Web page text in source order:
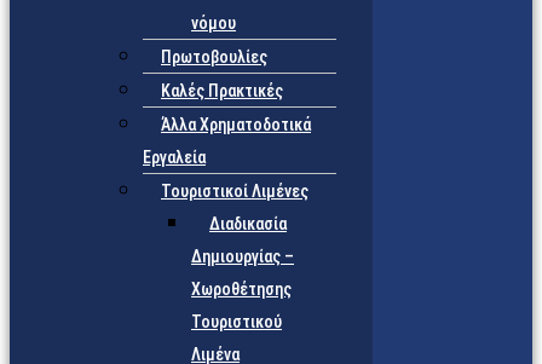
νόμου
Πρωτοβουλίες
Καλές Πρακτικές
Άλλα Χρηματοδοτικά
Εργαλεία
Τουριστικοί Λιμένες
Διαδικασία
Δημιουργίας –
Χωροθέτησης
Τουριστικού
Λιμένα